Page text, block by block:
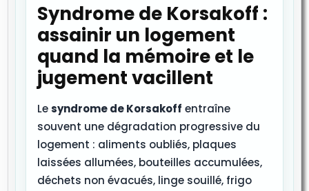
Syndrome de Korsakoff :
assainir un logement
quand la mémoire et le
jugement vacillent
Lesyndrome de Korsakoff entraîne
souvent une dégradation progressive du
logement : aliments oubliés, plaques
laissées allumées, bouteilles accumulées,
déchets non évacués, linge souillé, frigo